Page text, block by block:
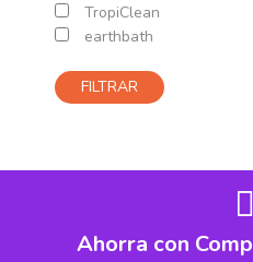
TropiClean
earthbath
FILTRAR
Ahorra con